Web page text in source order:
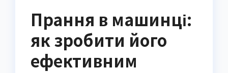
Прання в машинці:
як зробити його
ефективним